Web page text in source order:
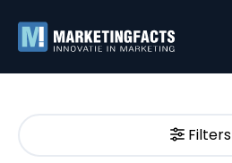
Filters